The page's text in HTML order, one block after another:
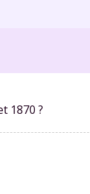
1870 ?